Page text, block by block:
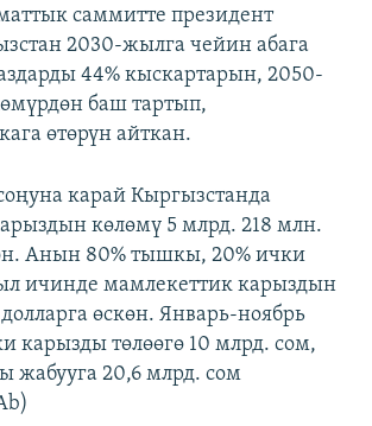
саммитте президент
2030-жылга чейин абага
44% кыскартарын, 2050-
баш тартып,
өтөрүн айткан.
карай Кыргызстанда
көлөмү 5 млрд. 218 млн.
Анын 80% тышкы, 20% ички
ичинде мамлекеттик карыздын
өскөн. Январь-ноябрь
карызды төлөөгө 10 млрд. сом,
жабууга 20,6 млрд. сом